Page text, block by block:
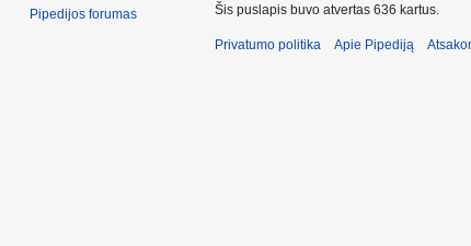
Pipedijos forumas
Šis puslapis buvo atvertas 636 kartus.
Privatumo politika Apie Pipediją